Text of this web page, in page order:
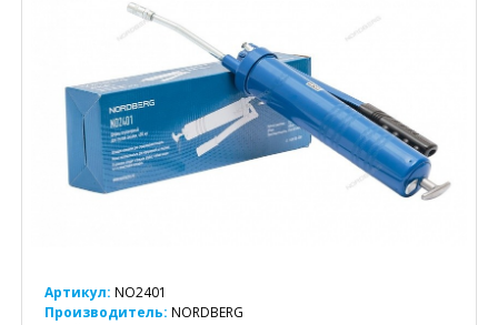
Артикул: NO2401
Производитель: NORDBERG